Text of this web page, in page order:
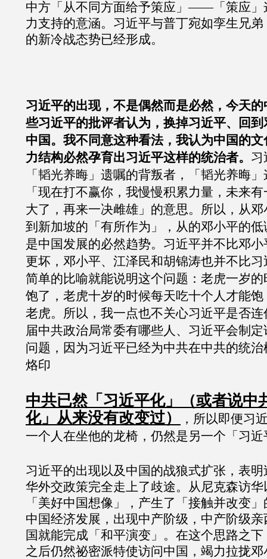
中方「从不同方面给予策应」——「策应」
力支持的意涵。习近平与普丁宛如孪生兄
的新冷战态势已经形成。
习近平的出现，不是偶然而是必然，今天
些习近平的批评者认为，换掉习近平、回
中国。我不同意这种看法，我认为中国的
力结构必然孕育出习近平这样的统治者。 习
「韬光养晦」遗嘱的背叛者，「韬光养晦
「现在打不赢你，我慢慢积累力量，未来
大了，再来一决雌雄」的意思。所以，从
到新加坡的「有所作为」，从的邓小平的
是中国发展的必然趋势。习近平并不比邓
更坏，邓小平、江泽民和胡锦涛也并不比
简单的比喻就能说明这个问题：老虎一岁
饱了，老虎十岁的时候每天吃十个人才能
老虎。所以，我一点也不关心习近平是否
届中共政治局常委有哪些人、习近平会制
问题，因为习近平已经为中共在中共的统
烙印
中共已然「习近平化」（或者说中
化」从来没有改变过）
，所以即便习
一个人在坐他的龙椅，仍然是另一个「习近
习近平的出现以及中国的战狼式扩张，表
华外交政策完全走上了歧途。从尼克森访
「美好中国想像」，产生了「接触并改变
中国经济发展，出现中产阶级，中产阶级
国就能完成「和平演变」。在这个思路之
之后仍然祕密派特使访问中国，竭力拉拢